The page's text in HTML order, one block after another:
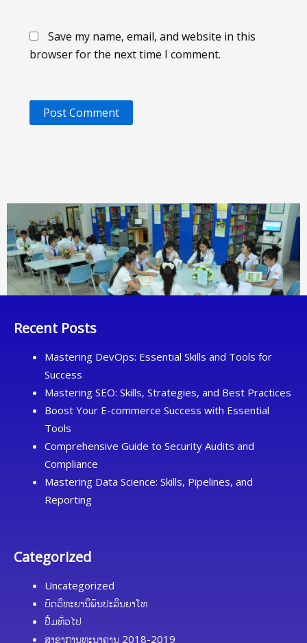
Save my name, email, and website in this
browser for the next time I comment.
Recent Posts
Mastering DevOps: Essential Skills and Tools for
Success
Mastering SEO: Skills, Strategies, and Best Practices
Boost Your E-commerce Success with Essential
Tools
Comprehensive Guide to Security Audits and
Compliance
Mastering Data Science: Skills, Pipelines, and
Reporting
Categorized
Uncategorized
ບົດວິທະຍານິພົນປະລິນຍາໂທ
ປື້ມທົ່ວໄປ
ສາຂາການທະນາຄານ 2018-2019